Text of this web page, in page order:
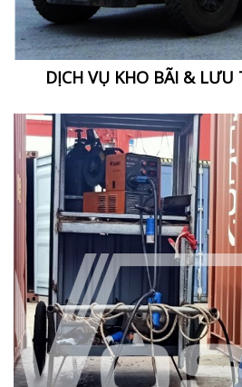
DỊCH VỤ KHO BÃI & LƯU